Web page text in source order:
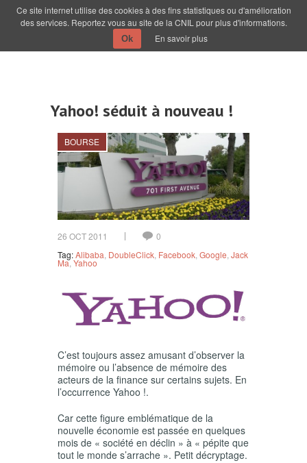
Yahoo! séduit à nouveau !
BOURSE
26 OCT 2011
0
Tag:Alibaba DoubleClick Facebook Google Jack
Ma, Yahoo
C’est toujours assez amusant d’observer la
mémoire ou l’absence de mémoire des
acteurs de la finance sur certains sujets. En
l’occurrence Yahoo !.
Car cette figure emblématique de la
nouvelle économie est passée en quelques
mois de « société en déclin » à « pépite que
tout le monde s’arrache ». Petit décryptage.
Ce site internet utilise des cookies à des fins statistiques ou d'amélioration
des services. Reportez vous au site de la CNIL pour plus d'informations.
Ok En savoir plus